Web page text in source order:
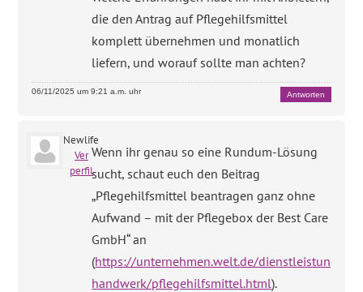
die den Antrag auf Pflegehilfsmittel
komplett übernehmen und monatlich
liefern, und worauf sollte man achten?
06/11/2025 um 9:21 a.m. uhr Antworten
Newlife
Ver
perfil
Wenn ihr genau so eine Rundum-Lösung
sucht, schaut euch den Beitrag
„Pflegehilfsmittel beantragen ganz ohne
Aufwand – mit der Pflegebox der Best Care
GmbH“ an
(https://unternehmen.welt.de/dienstleistung-
handwerk/pflegehilfsmittel.html).